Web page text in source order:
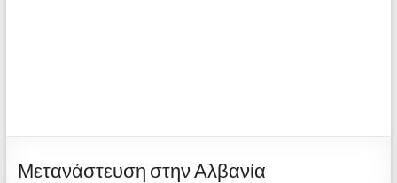
Μετανάστευση στην Αλβανία